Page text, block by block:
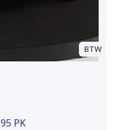
BTW
95 PK